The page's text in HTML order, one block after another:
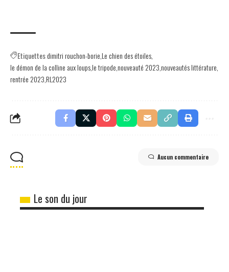
Etiquettesdimitri rouchon-borieLe chien des étoiles
le démon de la colline aux loupsle tripodenouveauté 2023nouveautés littérature
rentrée 2023RL2023
Aucun commentaire
Le son du jour